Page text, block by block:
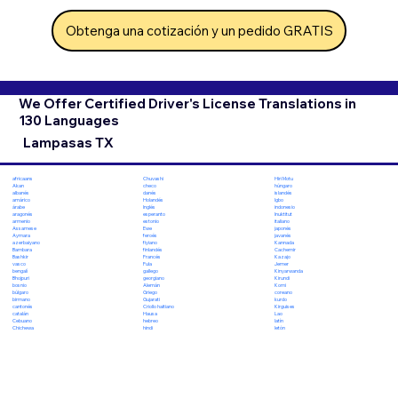
Obtenga una cotización y un pedido GRATIS
We Offer Certified Driver's License Translations in
130 Languages
Lampasas TX
africaans
Akan
albanés
amárico
árabe
aragonés
armenio
Assamese
Aymara
azerbaiyano
Bambara
Bashkir
vasco
bengalí
Bhojpuri
bosnio
búlgaro
birmano
cantonés
catalán
Cebuano
Chichewa
Chuvashi
checo
danés
Holandés
Inglés
esperanto
estonio
Ewe
feroés
fiyiano
finlandés
Francés
Fula
gallego
georgiano
Alemán
Griego
Gujarati
Criollo haitiano
Hausa
hebreo
hindi
Hiri Motu
húngaro
islandés
Igbo
indonesio
Inuktitut
italiano
japonés
javanés
Kannada
Cachemir
Kazajo
Jemer
Kinyarwanda
Kirundi
Komi
coreano
kurdo
Kirguises
Lao
latín
letón